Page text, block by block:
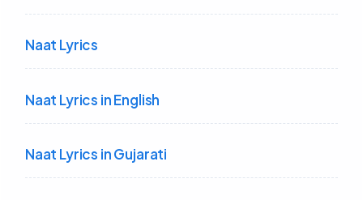
Naat Lyrics
Naat Lyrics in English
Naat Lyrics in Gujarati